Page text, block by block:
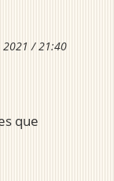
2021 / 21:40
que